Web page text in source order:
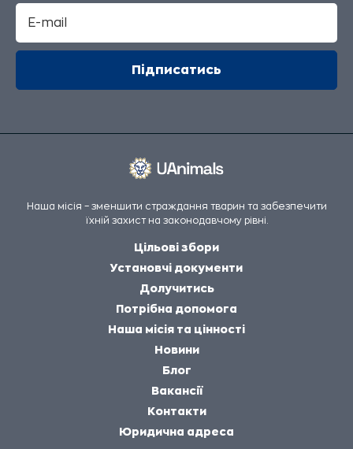
Наша місія – зменшити страждання тварин та забезпечити
їхній захист на законодавчому рівні.
Цільові збори
Установчі документи
Долучитись
Потрібна допомога
Наша місія та цінності
Новини
Блог
Вакансії
Контакти
Юридична адреса